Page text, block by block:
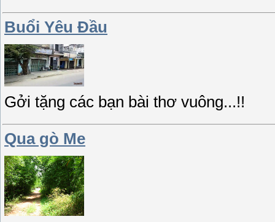
Buổi Yêu Đầu
Gởi tặng các bạn bài thơ vuông...!!
Qua gò Me